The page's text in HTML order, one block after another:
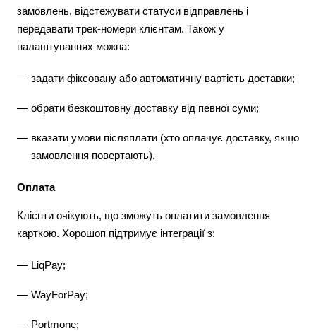
замовлень, відстежувати статуси відправлень і
передавати трек-номери клієнтам. Також у
налаштуваннях можна:
задати фіксовану або автоматичну вартість доставки;
обрати безкоштовну доставку від певної суми;
вказати умови післяплати (хто оплачує доставку, якщо
замовлення повертають).
Оплата
Клієнти очікують, що зможуть оплатити замовлення
карткою. Хорошоп підтримує інтеграції з:
LiqPay;
WayForPay;
Portmone;